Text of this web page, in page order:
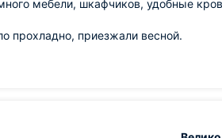
мебели, шкафчиков, удобные
прохладно, приезжали весной.